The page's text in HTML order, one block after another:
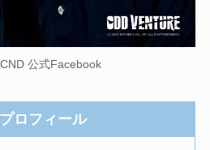
公式Facebook
ロフィール